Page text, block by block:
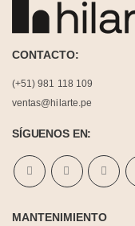
CONTACTO:
(+51) 981 118 109
ventas@hilarte.pe
SÍGUENOS EN:
MANTENIMIENTO